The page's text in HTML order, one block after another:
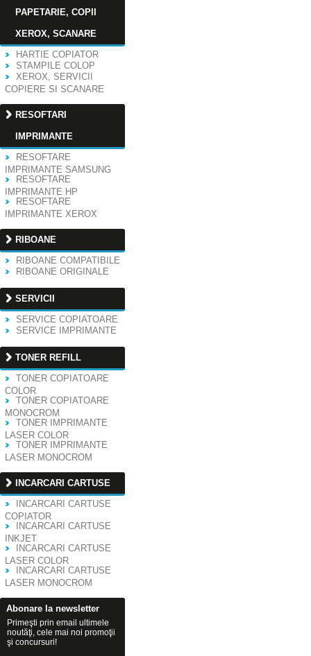
PAPETARIE, COPII
XEROX, SCANARE
HARTIE COPIATOR
STAMPILE COLOP
XEROX, SERVICII
COPIERE SI SCANARE
RESOFTARI
IMPRIMANTE
RESOFTARE
IMPRIMANTE SAMSUNG
RESOFTARE
IMPRIMANTE HP
RESOFTARE
IMPRIMANTE XEROX
RIBOANE
RIBOANE COMPATIBILE
RIBOANE ORIGINALE
SERVICII
SERVICE COPIATOARE
SERVICE IMPRIMANTE
TONER REFILL
TONER COPIATOARE
COLOR
TONER COPIATOARE
MONOCROM
TONER IMPRIMANTE
LASER COLOR
TONER IMPRIMANTE
LASER MONOCROM
INCARCARI CARTUSE
INCARCARI CARTUSE
COPIATOR
INCARCARI CARTUSE
INKJET
INCARCARI CARTUSE
LASER COLOR
INCARCARI CARTUSE
LASER MONOCROM
Abonare la newsletter
Primeşti prin email ultimele
noutăţi, cele mai noi promoţii
şi concursuri!